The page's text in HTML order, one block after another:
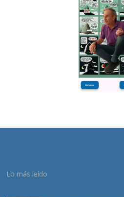
Lo más leído